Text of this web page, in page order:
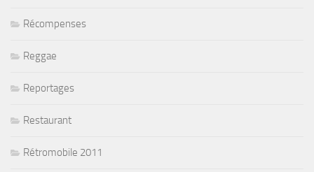
Récompenses
Reggae
Reportages
Restaurant
Rétromobile 2011